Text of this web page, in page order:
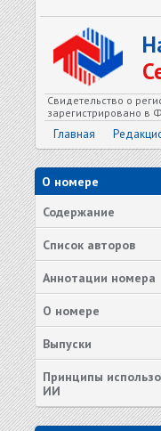
Свидетельство о
зарегистрировано в
Главная
О номере
Содержание
Список авторов
Аннотации номера
О номере
Выпуски
Принципы
ИИ